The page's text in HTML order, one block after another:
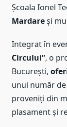
Școala Ionel
Mardareși
Integrat în
Circului”, o
București,
unui număr de
proveniți din
plasament și